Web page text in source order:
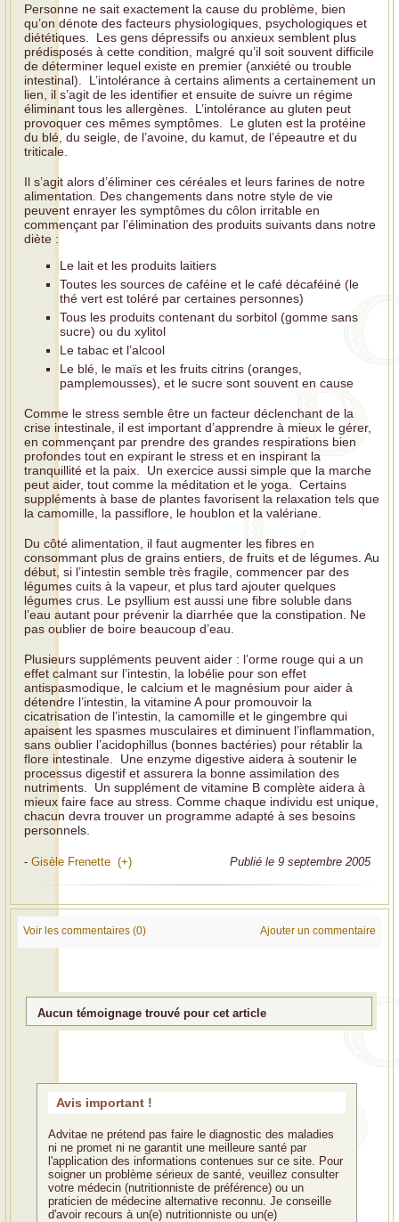
Personne ne sait exactement la cause du problème, bien
qu’on dénote des facteurs physiologiques, psychologiques et
diététiques. Les gens dépressifs ou anxieux semblent plus
prédisposés à cette condition, malgré qu’il soit souvent difficile
de déterminer lequel existe en premier (anxiété ou trouble
intestinal). L’intolérance à certains aliments a certainement un
lien, il s’agit de les identifier et ensuite de suivre un régime
éliminant tous les allergènes. L’intolérance au gluten peut
provoquer ces mêmes symptômes. Le gluten est la protéine
du blé, du seigle, de l’avoine, du kamut, de l’épeautre et du
triticale.
Il s’agit alors d’éliminer ces céréales et leurs farines de notre
alimentation. Des changements dans notre style de vie
peuvent enrayer les symptômes du côlon irritable en
commençant par l’élimination des produits suivants dans notre
diète :
Le lait et les produits laitiers
Toutes les sources de caféine et le café décaféiné (le
thé vert est toléré par certaines personnes)
Tous les produits contenant du sorbitol (gomme sans
sucre) ou du xylitol
Le tabac et l’alcool
Le blé, le maïs et les fruits citrins (oranges,
pamplemousses), et le sucre sont souvent en cause
Comme le stress semble être un facteur déclenchant de la
crise intestinale, il est important d’apprendre à mieux le gérer,
en commençant par prendre des grandes respirations bien
profondes tout en expirant le stress et en inspirant la
tranquillité et la paix. Un exercice aussi simple que la marche
peut aider, tout comme la méditation et le yoga. Certains
suppléments à base de plantes favorisent la relaxation tels que
la camomille, la passiflore, le houblon et la valériane.
Du côté alimentation, il faut augmenter les fibres en
consommant plus de grains entiers, de fruits et de légumes. Au
début, si l’intestin semble très fragile, commencer par des
légumes cuits à la vapeur, et plus tard ajouter quelques
légumes crus. Le psyllium est aussi une fibre soluble dans
l’eau autant pour prévenir la diarrhée que la constipation. Ne
pas oublier de boire beaucoup d’eau.
Plusieurs suppléments peuvent aider : l’orme rouge qui a un
effet calmant sur l’intestin, la lobélie pour son effet
antispasmodique, le calcium et le magnésium pour aider à
détendre l’intestin, la vitamine A pour promouvoir la
cicatrisation de l’intestin, la camomille et le gingembre qui
apaisent les spasmes musculaires et diminuent l’inflammation,
sans oublier l’acidophillus (bonnes bactéries) pour rétablir la
flore intestinale. Une enzyme digestive aidera à soutenir le
processus digestif et assurera la bonne assimilation des
nutriments. Un supplément de vitamine B complète aidera à
mieux faire face au stress. Comme chaque individu est unique,
chacun devra trouver un programme adapté à ses besoins
personnels.
- Gisèle Frenette (+) Publié le 9 septembre 2005
Voir les commentaires (0) Ajouter un commentaire
Aucun témoignage trouvé pour cet article
Avis important !
Advitae ne prétend pas faire le diagnostic des maladies
ni ne promet ni ne garantit une meilleure santé par
l'application des informations contenues sur ce site. Pour
soigner un problème sérieux de santé, veuillez consulter
votre médecin (nutritionniste de préférence) ou un
praticien de médecine alternative reconnu. Je conseille
d'avoir recours à un(e) nutritionniste ou un(e)